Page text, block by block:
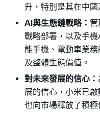
升，特別是其在中
AI與生態鏈戰略： 管
戰略部署，以及手
能手機、電動車業
及整體生態價值。
對未來發展的信心：
展的信心，小米已
也向市場釋放了積極